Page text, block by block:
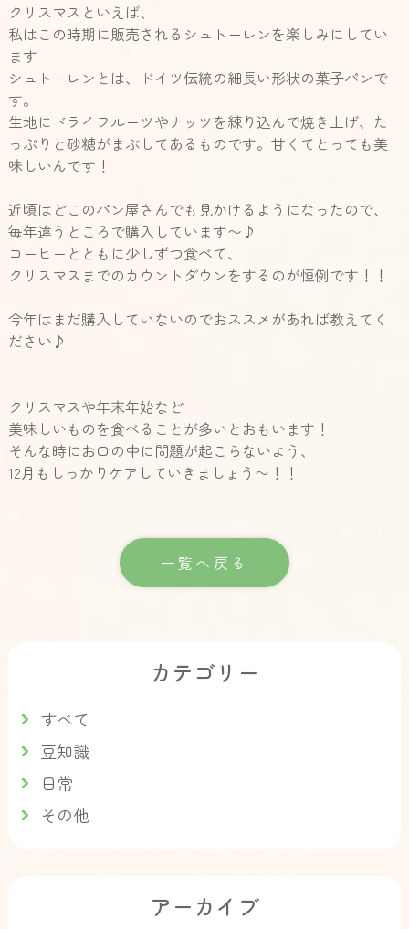
クリスマスといえば、
私はこの時期に販売されるシュトーレンを楽しみにしてい
ます
シュトーレンとは、ドイツ伝統の細長い形状の菓子パンで
す。
生地にドライフルーツやナッツを練り込んで焼き上げ、た
っぷりと砂糖がまぶしてあるものです。甘くてとっても美
味しいんです！
近頃はどこのパン屋さんでも見かけるようになったので、
毎年違うところで購入しています〜♪
コーヒーとともに少しずつ食べて、
クリスマスまでのカウントダウンをするのが恒例です！！
今年はまだ購入していないのでおススメがあれば教えてく
ださい♪
クリスマスや年末年始など
美味しいものを食べることが多いとおもいます！
そんな時にお口の中に問題が起こらないよう、
12月もしっかりケアしていきましょう〜！！
一覧へ戻る
カテゴリー
すべて
豆知識
日常
その他
アーカイブ